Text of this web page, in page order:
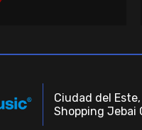
Ciudad del
Shopping Jebai